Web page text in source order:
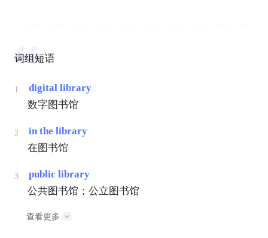
词组短语
1
digital library
数字图书馆
2
in the library
在图书馆
3
public library
公共图书馆；公立图书馆
查看更多